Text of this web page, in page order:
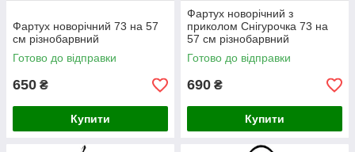
Фартух новорічний 73 на 57
см різнобарвний
Готово до відправки
650 ₴
Купити
Фартух новорічний з
приколом Снігурочка 73 на
57 см різнобарвний
Готово до відправки
690 ₴
Купити